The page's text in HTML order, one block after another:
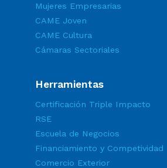
Mujeres Empresarias
CAME Joven
CAME Cultura
Cámaras Sectoriales
Herramientas
Certificación Triple Impacto
RSE
Escuela de Negocios
Financiamiento y Competividad
Comercio Exterior